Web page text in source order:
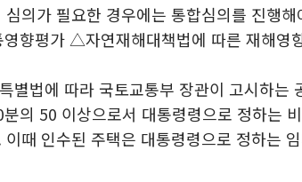
의가 필요한 경우에는 통합심의를 진
향평가 △자연재해대책법에 따른 재해영
법에 따라 국토교통부 장관이 고시하는
의 50 이상으로서 대통령령으로 정하는
때 인수된 주택은 대통령령으로 정하는